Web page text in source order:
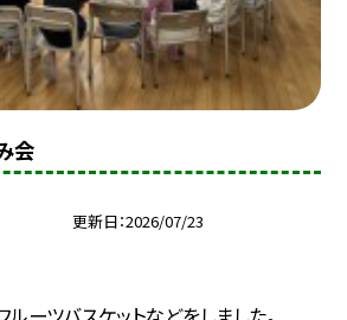
会
更新日 2026/07/23